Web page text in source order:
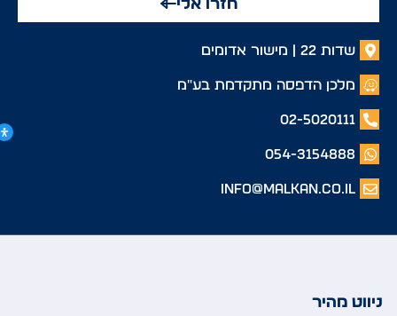
חזרו אלי
שדות 22 | מישור אדומים
מלכן הדפסה מתקדמת בע"מ
02-5020111
054-3154888
info@malkan.co.il
ניווט מהיר